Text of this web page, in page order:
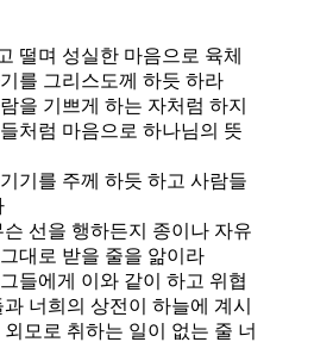
떨며 성실한 마음으로 육체
를 그리스도께 하듯 하라
을 기쁘게 하는 자처럼 하지
처럼 마음으로 하나님의 뜻
기를 주께 하듯 하고 사람들
선을 행하든지 종이나 자유
대로 받을 줄을 앎이라
들에게 이와 같이 하고 위협
너희의 상전이 하늘에 계시
모로 취하는 일이 없는 줄 너